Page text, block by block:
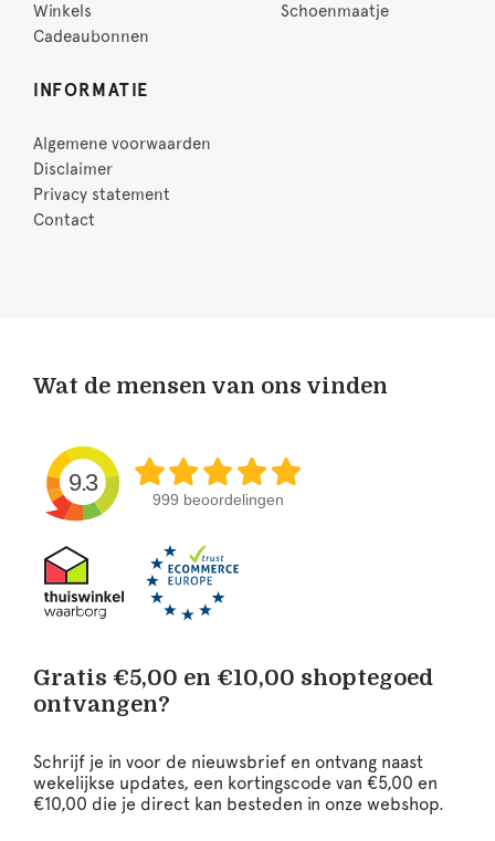
Winkels
Cadeaubonnen
Schoenmaatje
INFORMATIE
Algemene voorwaarden
Disclaimer
Privacy statement
Contact
Wat de mensen van ons vinden
9.3
999 beoordelingen
Gratis €5,00 en €10,00 shoptegoed
ontvangen?
Schrijf je in voor de nieuwsbrief en ontvang naast
wekelijkse updates, een kortingscode van €5,00 en
€10,00 die je direct kan besteden in onze webshop.